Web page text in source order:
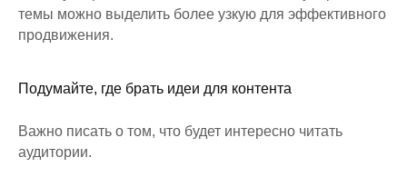
темы можно выделить более узкую для эффективного
продвижения.
Подумайте, где брать идеи для контента
Важно писать о том, что будет интересно читать
аудитории.